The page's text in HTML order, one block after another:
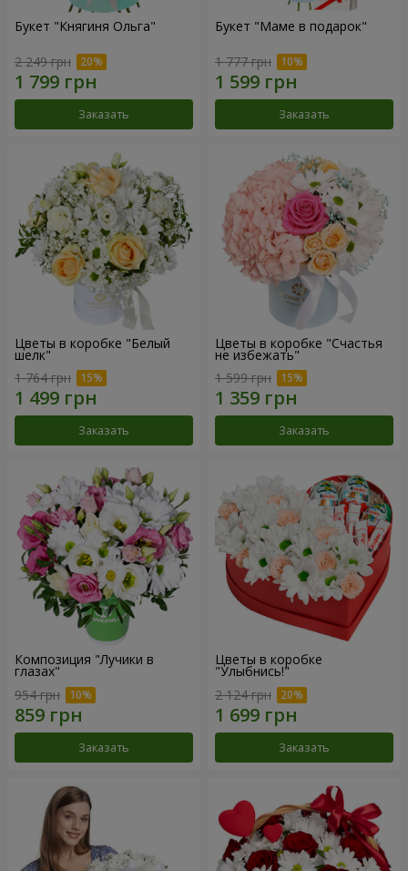
Букет "Княгиня Ольга"
2 249 грн
Заказать
Букет "Маме в подарок"
1 777 грн
Заказать
Цветы в коробке "Белый
шелк"
1 764 грн
Заказать
Цветы в коробке "Счастья
не избежать"
1 599 грн
Заказать
Композиция "Лучики в
глазах"
954 грн
Заказать
Цветы в коробке
"Улыбнись!"
2 124 грн
Заказать